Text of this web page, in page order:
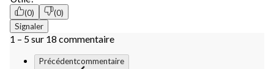
(0)
(0)
Signaler
1 – 5 sur 18 commentaire
Précédentcommentaire